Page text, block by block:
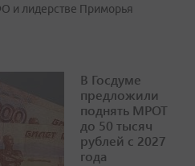
и лидерстве Приморья
В Госдуме
предложили
поднять МРОТ
до 50 тысяч
рублей с 2027
года